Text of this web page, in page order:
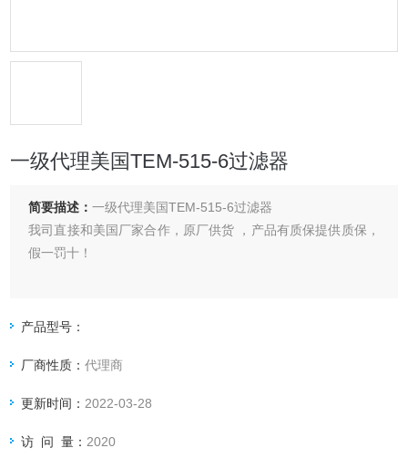
一级代理美国TEM-515-6过滤器
简要描述：一级代理美国TEM-515-6过滤器
我司直接和美国厂家合作，原厂供货 ，产品有质保提供质保，
假一罚十！
产品型号：
厂商性质：代理商
更新时间： 2022-03-28
访 问 量： 2020